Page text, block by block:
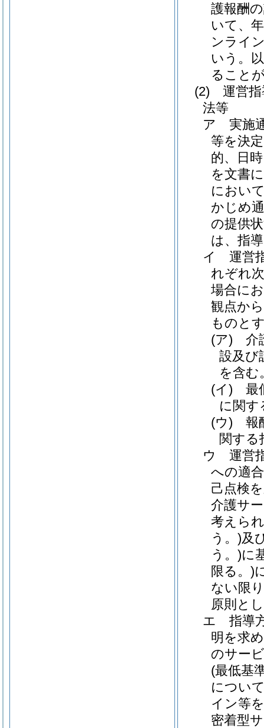
護報酬
いて、
ンライ
いう。
ること
(2)
運営
法等
ア
実施
等を決
的、日
を文書
におい
かじめ
の提供
は、指
イ
運営
れぞれ
場合に
観点か
ものと
(ア)
介
設及び
を含む
(イ)
最
に関す
(ウ)
報
関する
ウ
運営
への適
己点検
介護サ
考えら
う。)及
う。)に
限る。)
ない限
原則と
エ
指導
明を求
のサー
(最低基
につい
イン等
密着型